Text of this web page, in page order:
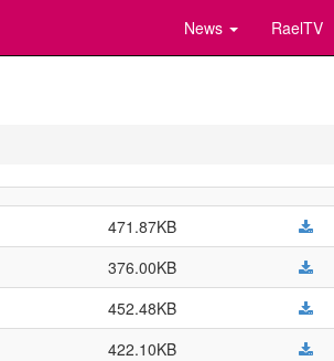
News RaelTV
471.87KB
376.00KB
452.48KB
422.10KB